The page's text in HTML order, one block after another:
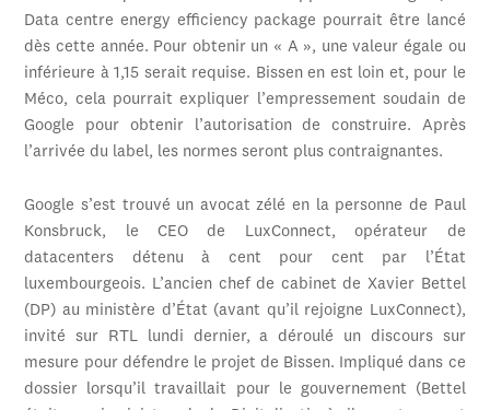
Data centre energy efficiency package pourrait être lancé
dès cette année. Pour obtenir un « A », une valeur égale ou
inférieure à 1,15 serait requise. Bissen en est loin et, pour le
Méco, cela pourrait expliquer l’empressement soudain de
Google pour obtenir l’autorisation de construire. Après
l’arrivée du label, les normes seront plus contraignantes.
Google s’est trouvé un avocat zélé en la personne de Paul
Konsbruck, le CEO de LuxConnect, opérateur de
datacenters détenu à cent pour cent par l’État
luxembourgeois. L’ancien chef de cabinet de Xavier Bettel
(DP) au ministère d’État (avant qu’il rejoigne LuxConnect),
invité sur RTL lundi dernier, a déroulé un discours sur
mesure pour défendre le projet de Bissen. Impliqué dans ce
dossier lorsqu’il travaillait pour le gouvernement (Bettel